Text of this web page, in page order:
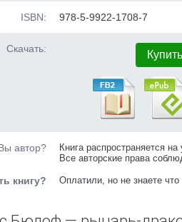
ISBN: 978-5-9922-1708-7
Скачать:
автор?
Книга распространяется
Все авторские права
книгу? Оплатили, но не знаете